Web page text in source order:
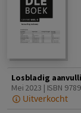
Losbladig
Mei 2023 | ISBN
Uitverkocht